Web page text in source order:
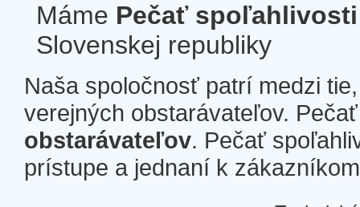
Máme Pečať spoľahlivosti
Slovenskej republiky
Naša spoločnosť patrí medzi
verejných obstarávateľov.
obstarávateľov. Pečať
prístupe a jednaní k